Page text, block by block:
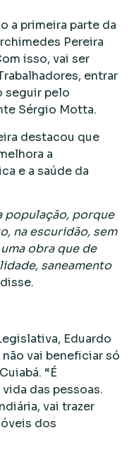
a primeira parte da
Pereira
isso, vai ser
entrar
seguir pelo
Sérgio Motta.
destacou que
a
e a saúde da
população, porque
na escuridão, sem
obra que de
saneamento
Eduardo
vai beneficiar só
“É
das pessoas.
vai trazer
dos